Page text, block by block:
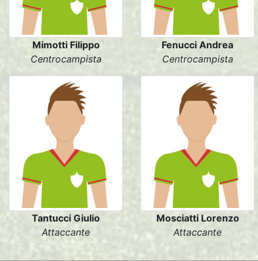
Mimotti Filippo
Centrocampista
Fenucci Andrea
Centrocampista
Tantucci Giulio
Attaccante
Mosciatti Lorenzo
Attaccante